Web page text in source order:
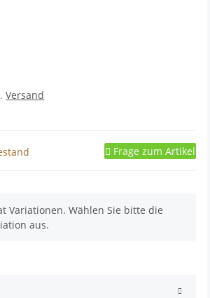
Versand
Frage zum Artikel
Variationen. Wählen Sie bitte die
aus.